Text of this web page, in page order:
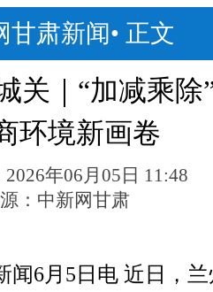
甘肃新闻• 正文
关｜“加减乘除
环境新画卷
2026年06月05日 11:48
： 中新网甘肃
6月5日电 近日，兰